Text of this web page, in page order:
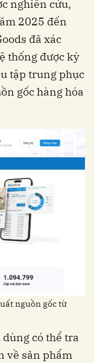
nghiên cứu,
2025 đến
đã xác
thống được kỳ
tập trung phục
gốc hàng hóa
nguồn gốc từ
có thể tra
về sản phẩm